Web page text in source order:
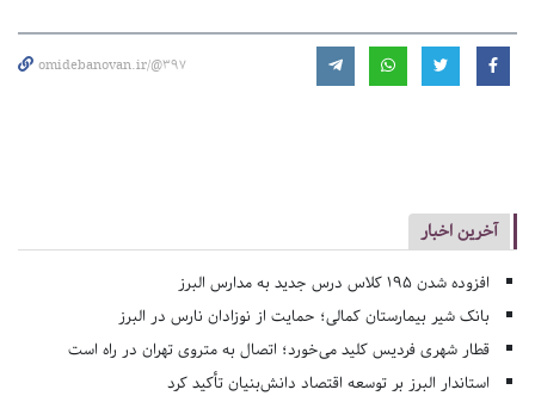
omidebanovan.ir/@397
آخرین اخبار
افزوده شدن ۱۹۵ کلاس درس جدید به مدارس البرز
بانک شیر بیمارستان کمالی؛ حمایت از نوزادان نارس در البرز
قطار شهری فردیس کلید می‌خورد؛ اتصال به متروی تهران در راه است
استاندار البرز بر توسعه اقتصاد دانش‌بنیان تأکید کرد